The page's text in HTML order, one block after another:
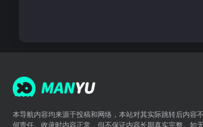
本导航内容均来源于投稿和网络，本站对其实际跳转后内容
何责任。收录时内容正常，但不保证内容长期真实完整。如